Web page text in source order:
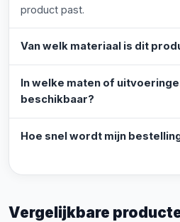
product past.
Van welk materiaal is dit
In welke maten of
beschikbaar?
Hoe snel wordt mijn
Vergelijkbare